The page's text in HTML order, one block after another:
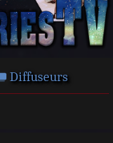
Diffuseurs